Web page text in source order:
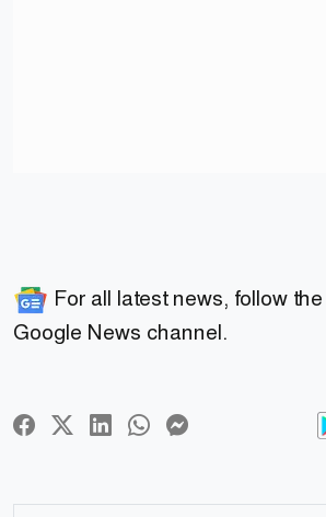
For all latest news, follow the
Google News channel.